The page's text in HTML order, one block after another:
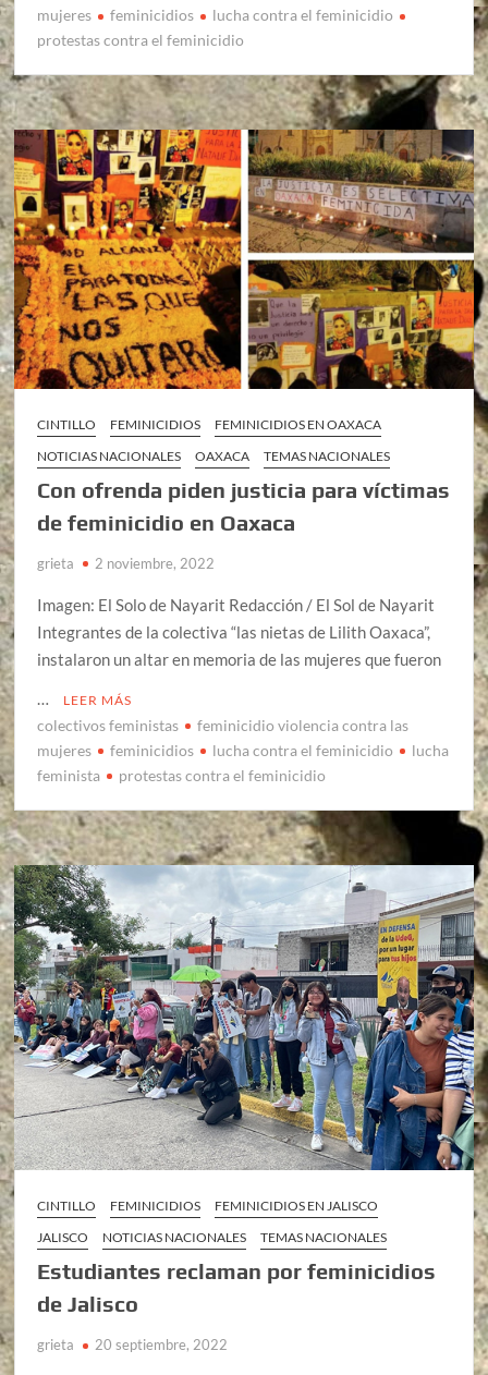
mujeres
feminicidios
lucha contra el feminicidio
protestas contra el feminicidio
CINTILLO FEMINICIDIOS
FEMINICIDIOS EN OAXACA
NOTICIAS NACIONALES
OAXACA TEMAS NACIONALES
Con ofrenda piden justicia para víctimas
de feminicidio en Oaxaca
grieta 2 noviembre, 2022
Imagen: El Solo de Nayarit Redacción / El Sol de Nayarit
Integrantes de la colectiva “las nietas de Lilith Oaxaca”,
instalaron un altar en memoria de las mujeres que fueron
LEER MÁS
colectivos feministas
feminicidio violencia contra las
mujeres
feminicidios lucha contra el feminicidio
lucha
feminista
protestas contra el feminicidio
CINTILLO FEMINICIDIOS
FEMINICIDIOS EN JALISCO
JALISCO
NOTICIAS NACIONALES TEMAS NACIONALES
Estudiantes reclaman por feminicidios
de Jalisco
grieta 20 septiembre, 2022